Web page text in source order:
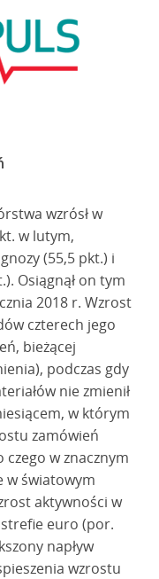
wzrósł w
w lutym,
(55,5 pkt.) i
Osiągnął on tym
2018 r. Wzrost
czterech jego
bieżącej
podczas gdy
nie zmienił
w którym
zamówień
w znacznym
w światowym
aktywności w
euro (por.
napływ
wzrostu